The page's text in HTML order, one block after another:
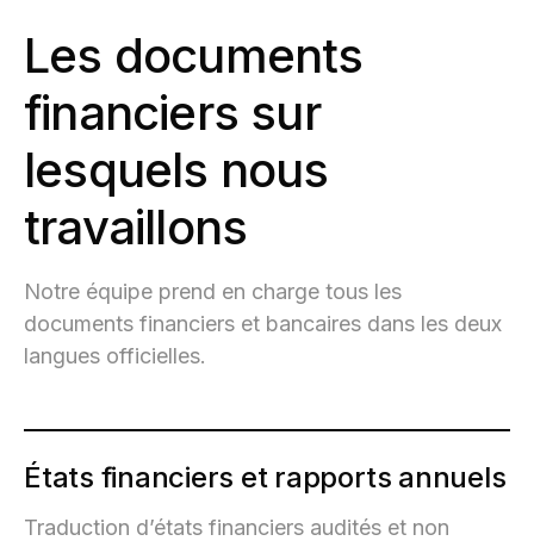
Les documents
financiers sur
lesquels nous
travaillons
Notre équipe prend en charge tous les
documents financiers et bancaires dans les deux
langues officielles.
États financiers et rapports annuels
Traduction d’états financiers audités et non